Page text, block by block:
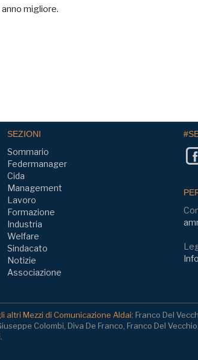
migliore.
SEZIONI
Sommario
Federmanager
Cida
Management
Lavoro
Formazione
Industria
Welfare
Sindacato
Notizie
Associazione
Mezzi di Comunicazione Aldai: Franco Del
Colombi, Diva De Franco, Franco Del